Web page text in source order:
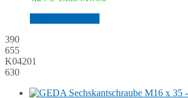
390
655
K04201
630